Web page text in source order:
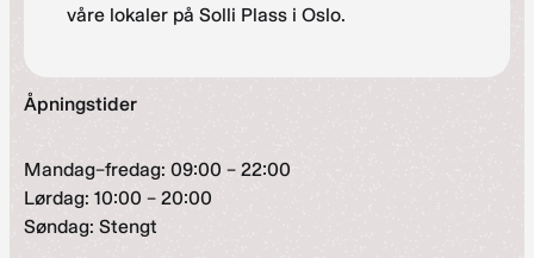
våre lokaler på Solli Plass i Oslo.
Åpningstider
Mandag–fredag: 09:00 – 22:00
Lørdag: 10:00 – 20:00
Søndag: Stengt